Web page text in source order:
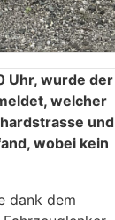
Uhr, wurde der
welcher
und
wobei kein
dank dem